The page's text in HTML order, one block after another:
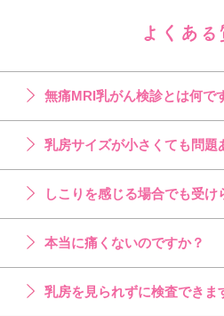
よくある
無痛MRI乳がん検診とは何で
乳房サイズが小さくても問題
しこりを感じる場合でも受け
本当に痛くないのですか？
乳房を見られずに検査できま